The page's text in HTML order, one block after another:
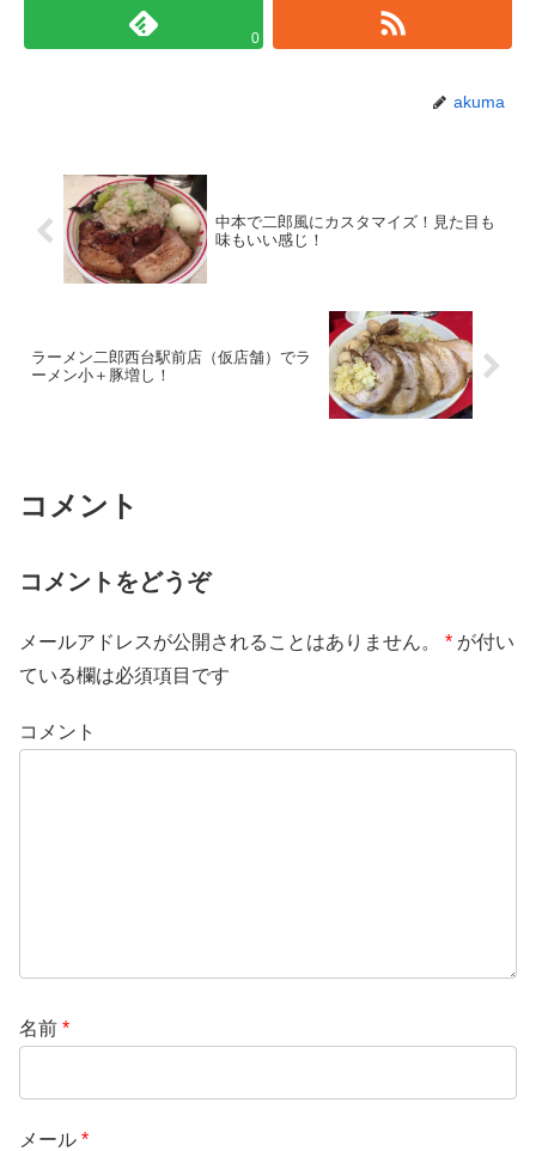
0
akuma
中本で二郎風にカスタマイズ！見た目も
味もいい感じ！
ラーメン二郎西台駅前店（仮店舗）でラ
ーメン小＋豚増し！
コメント
コメントをどうぞ
メールアドレスが公開されることはありません。 * が付い
ている欄は必須項目です
コメント
名前 *
メール *